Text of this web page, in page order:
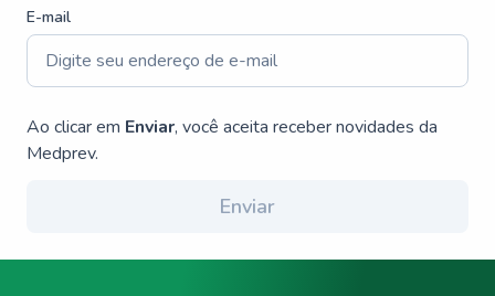
E-mail
Ao clicar em Enviar, você aceita receber novidades da
Medprev.
Enviar